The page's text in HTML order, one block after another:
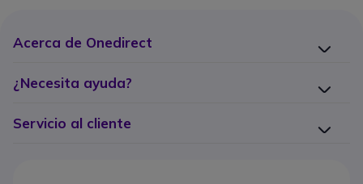
Acerca de Onedirect
¿Necesita ayuda?
Servicio al cliente